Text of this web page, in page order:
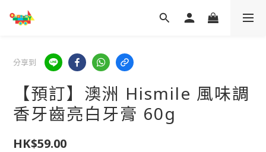
分享到
【預訂】澳洲 Hismile 風味調
香牙齒亮白牙膏 60g
HK$59.00